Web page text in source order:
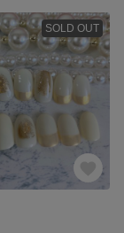
SOLD OUT